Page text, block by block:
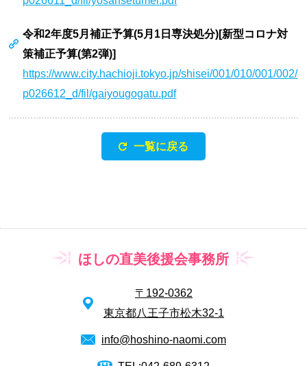
令和2年度5月補正予算(5月1日専決処分)[新型コロナ対
策補正予算(第2弾)]
https://www.city.hachioji.tokyo.jp/shisei/001/010/001/002/
p026612_d/fil/gaiyougogatu.pdf
一覧に戻る
ほしの直美後援会事務所
〒192-0362
東京都八王子市松木32-1
info@hoshino-naomi.com